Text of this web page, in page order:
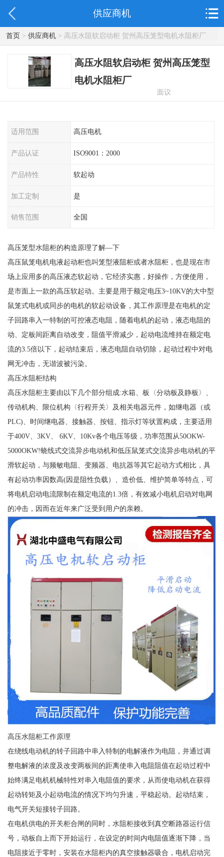
供应商机
首页> 供应商机> 高压水阻软启动柜 贺州高压笼型电机水阻柜厂
高压水阻软启动柜 贺州高压笼型
电机水阻柜厂
面议
适用范围 高压电机
产品认证 ISO9001：2000
产品特性 软起动
加工定制 是
销售范围 全国
高压笼型水阻柜的构造原理了解—下
高压鼠笼电机电液起动柜也叫笼型液阻柜或者水阻柜，也是现在市
场上应用多的高压液态软起动，它经济实惠，好操作，方便使用，
是市面上一款的高压软起动。主要是用于额定电压3~10KV的大中型
鼠笼式电机或同步的电机的软起动设备，其工作原理是在电机的定
子回路串入一特制的可控液态电阻，随着电机的起动，液态电阻的
动、定板间距离自动改变，阻值平滑减少，起动电流维持在额定电
流的3.5倍以下，起动结束后，液态电阻自动切除，起动过程中对电
网无冲击，无谐波被污染。
高压水阻柜结构
高压水阻柜主要由以下几个部分组成:水箱、板〈分动板及静板〉、
传动机构、限位机构〈行程开关〉及相关电器元件，如继电器（或
PLC)、时间继电器、接触器、按钮、指示灯等状置构成，主要适用
于400V、3KV、 6KV、10Kv各个电压等级，功率范围从50OKW-
5000OKW!蛲线式交流异步电动机和低压鼠笼式交流异步电动机的平
滑软起动，与频敏电阻、变频器、电抗器等其它起动方式相比，具
有起动功率因数高(因是阻性负载）、造价低、维护简单等特点，可
将电机启动电流限制在额定电流的1.3倍，有效减小电机启动对电网
的冲击，因而在近年来广泛受到用户的亲赖。
高压水阻柜工作原理
在绕线电动机的转子回路中串入特制的电解液作为电阻，并通过调
整电解液的浓度及改变两板间的距离使串入电阻阻值在起动过程中
始终满足电机机械特性对串入电阻值的要求，从而使电动机在获得
起动转矩及小起动电流的情况下均匀升速，平稳起动。起动结束，
电气开关短接转子回路。
在电机供电的开关柜合闸的同时，水阻柜接收到真空断路器运行信
号，动板自上而下开始运行，在设定的时间内电阻值逐渐下降，当
电阻接近于零时，安装在水阻柜内的真空接触器吸合，电机启动完